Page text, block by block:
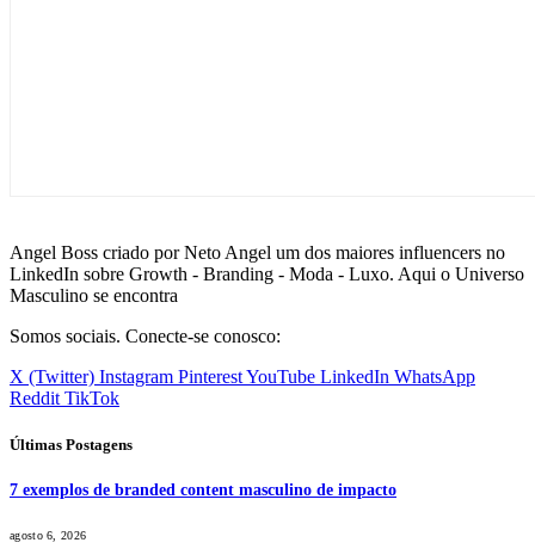
Angel Boss criado por Neto Angel um dos maiores influencers no
LinkedIn sobre Growth - Branding - Moda - Luxo. Aqui o Universo
Masculino se encontra
Somos sociais. Conecte-se conosco:
X (Twitter) Instagram PinterestYouTube LinkedIn WhatsApp
Reddit TikTok
Últimas Postagens
7 exemplos de branded content masculino de impacto
agosto 6, 2026